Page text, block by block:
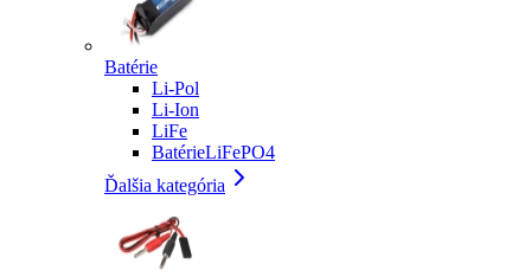
Batérie
Li-Pol
Li-Ion
LiFe
BatérieLiFePO4
Ďalšia kategória